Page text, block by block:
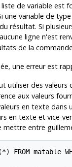
de variable est
une variable de
résultat. Si
ligne n'est
de la
une erreur est
utiliser des
aux valeurs
en texte dans
en texte et vice-
mettre entre
FROM